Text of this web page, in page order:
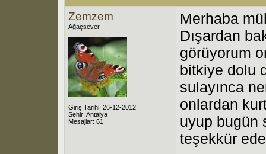
Zemzem
Ağaçsever
Giriş Tarihi: 26-12-2012
Şehir: Antalya
Mesajlar: 61
Merhaba
Dışardan
görüyorum
bitkiye dolu
sulayınca
onlardan
uyup bugün
teşekkür